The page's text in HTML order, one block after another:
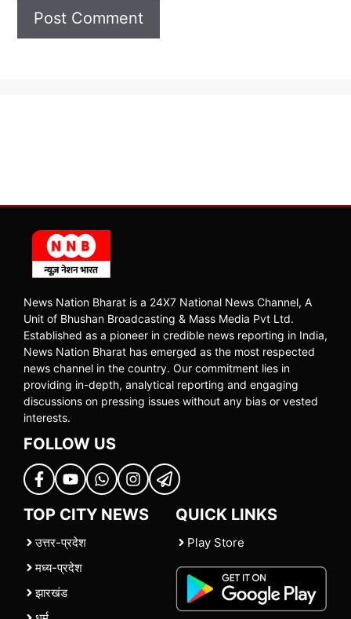
News Nation Bharat is a 24X7 National News Channel, A
Unit of Bhushan Broadcasting & Mass Media Pvt Ltd.
Established as a pioneer in credible news reporting in India,
News Nation Bharat has emerged as the most respected
news channel in the country. Our commitment lies in
providing in-depth, analytical reporting and engaging
discussions on pressing issues without any bias or vested
interests.
FOLLOW US
TOP CITY NEWS
उत्तर-प्रदेश
मध्य-प्रदेश
झारखंड
QUICK LINKS
Play Store